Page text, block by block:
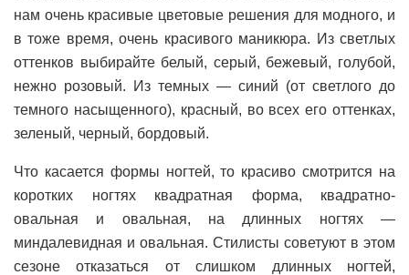
нам очень красивые цветовые решения для модного, и
в тоже время, очень красивого маникюра. Из светлых
оттенков выбирайте белый, серый, бежевый, голубой,
нежно розовый. Из темных — синий (от светлого до
темного насыщенного), красный, во всех его оттенках,
зеленый, черный, бордовый.
Что касается формы ногтей, то красиво смотрится на
коротких ногтях квадратная форма, квадратно-
овальная и овальная, на длинных ногтях —
миндалевидная и овальная. Стилисты советуют в этом
сезоне отказаться от слишком длинных ногтей,